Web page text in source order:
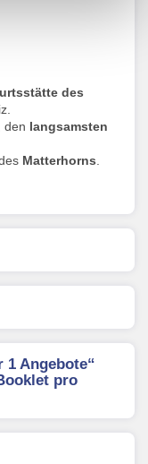
des
, den langsamsten
Matterhorns
1 Angebote“
pro